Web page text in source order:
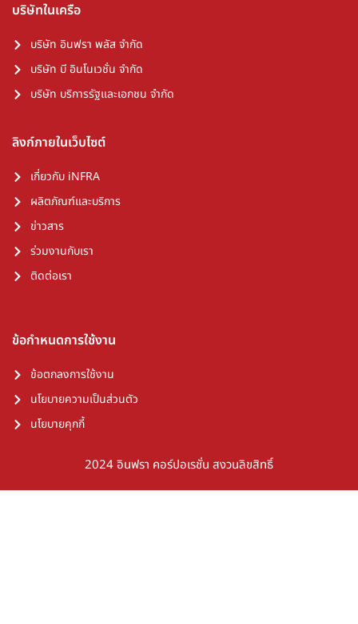
บริษัทในเครือ
บริษัท อินฟรา พลัส จำกัด
บริษัท บี อินโนเวชั่น จำกัด
บริษัท บริการรัฐและเอกชน จำกัด
ลิงก์ภายในเว็บไซต์
เกี่ยวกับ iNFRA
ผลิตภัณฑ์และบริการ
ข่าวสาร
ร่วมงานกับเรา
ติดต่อเรา
ข้อกำหนดการใช้งาน
ข้อตกลงการใช้งาน
นโยบายความเป็นส่วนตัว
นโยบายคุกกี้
2024 อินฟรา คอร์ปอเรชั่น สงวนลิขสิทธิ์